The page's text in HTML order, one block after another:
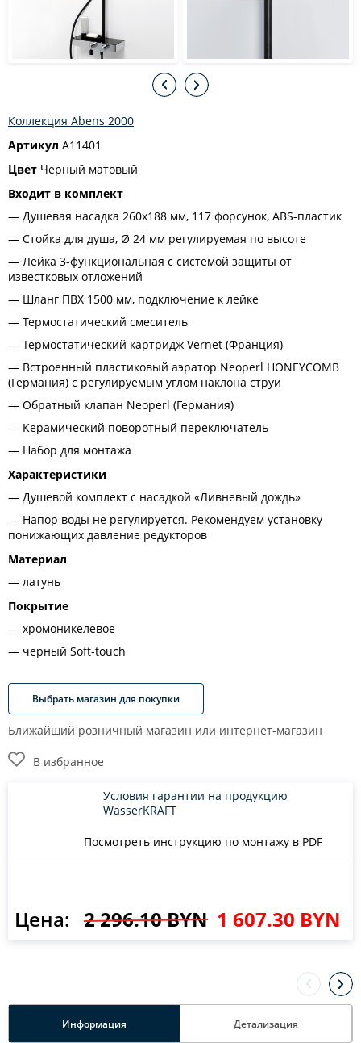
Коллекция Abens 2000
Артикул A11401
Цвет Черный матовый
Входит в комплект
Душевая насадка 260x188 мм, 117 форсунок, ABS-пластик
Стойка для душа, Ø 24 мм регулируемая по высоте
Лейка 3-функциональная с системой защиты от
известковых отложений
Шланг ПВХ 1500 мм, подключение к лейке
Термостатический смеситель
Термостатический картридж Vernet (Франция)
Встроенный пластиковый аэратор Neoperl HONEYCOMB
(Германия) с регулируемым углом наклона струи
Обратный клапан Neoperl (Германия)
Керамический поворотный переключатель
Набор для монтажа
Характеристики
Душевой комплект с насадкой «Ливневый дождь»
Напор воды не регулируется. Рекомендуем установку
понижающих давление редукторов
Материал
латунь
Покрытие
хромоникелевое
черный Soft-touch
Выбрать магазин для покупки
Ближайший розничный магазин или интернет-магазин
В избранное
Посмотреть инструкцию по монтажу в PDF
Условия гарантии на продукцию
WasserKRAFT
Цена: 2 296.10 BYN 1 607.30 BYN
Информация Детализация